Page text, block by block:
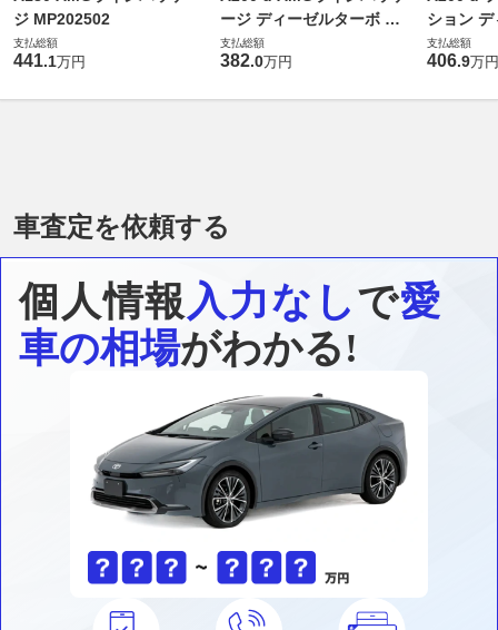
ジ MP202502
支払総額
441.1万円
ージ ディーゼルターボ MP
202502
支払総額
382.0万円
ション
支払総額
406.9万円
車査定を依頼する
個人情報入力なしで愛
車の相場がわかる!